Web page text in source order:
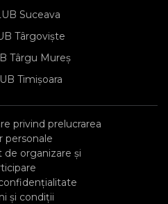
Suceava
Târgoviște
Târgu Mureș
Timișoara
privind prelucrarea
personale
organizare și
și condiții